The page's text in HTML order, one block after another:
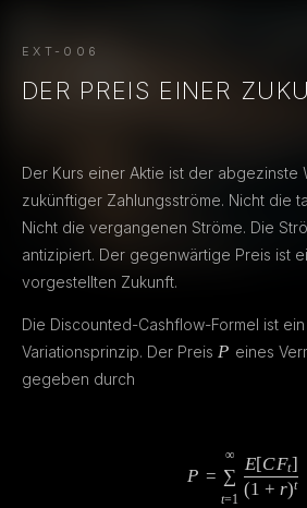
EXT-006
DER PREIS EINER
Der Kurs einer Aktie ist der abgezinste
zukünftiger Zahlungsströme. Nicht die
Nicht die vergangenen Ströme. Die
antizipiert. Der gegenwärtige Preis ist
vorgestellten Zukunft.
Die Discounted-Cashflow-Formel ist
Variationsprinzip. Der Preis P
P eines
gegeben durch
P =
P =
t=1
∑
∞
(1 + r)t
E[CFt]